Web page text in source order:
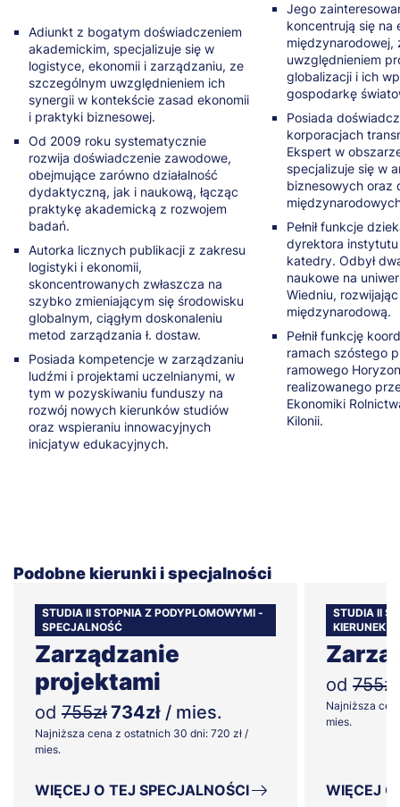
Adiunkt z bogatym doświadczeniem
akademickim, specjalizuje się w
logistyce, ekonomii i zarządzaniu, ze
szczególnym uwzględnieniem ich
synergii w kontekście zasad ekonomii
i praktyki biznesowej.
Od 2009 roku systematycznie
rozwija doświadczenie zawodowe,
obejmujące zarówno działalność
dydaktyczną, jak i naukową, łącząc
praktykę akademicką z rozwojem
badań.
Autorka licznych publikacji z zakresu
logistyki i ekonomii,
skoncentrowanych zwłaszcza na
szybko zmieniającym się środowisku
globalnym, ciągłym doskonaleniu
metod zarządzania ł. dostaw.
Posiada kompetencje w zarządzaniu
ludźmi i projektami uczelnianymi, w
tym w pozyskiwaniu funduszy na
rozwój nowych kierunków studiów
oraz wspieraniu innowacyjnych
inicjatyw edukacyjnych.
Jego
koncentrują się na
międzynarodowej,
uwzględnieniem
globalizacji i ich
gospodarkę
Posiada
korporacjach
Ekspert w
specjalizuje się w
biznesowych oraz
Pełnił funkcje
dyrektora
katedry. Odbył
naukowe na
Wiedniu,
międzynarodową.
Pełnił funkcję
ramach szóstego
ramowego
realizowanego
Ekonomiki
Kilonii.
Podobne kierunki i specjalności
STUDIA II STOPNIA Z PODYPLOMOWYMI -
SPECJALNOŚĆ
Zarządzanie
projektami
od 755zł734zł / mies.
Najniższa cena z ostatnich 30 dni: 720 zł /
mies.
WIĘCEJ O TEJ SPECJALNOŚCI
STUDIA II
KIERUNEK
od 755zł
Najniższa
mies.
WIĘCEJ